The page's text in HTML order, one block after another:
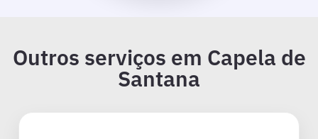
Outros serviços em Capela de
Santana